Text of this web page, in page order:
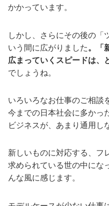
かかっています。
しかし、さらにその後の「
いう間に広がりました。「
広まっていくスピードは、
でしょうね。
いろいろなお仕事のご相談
今までの日本社会に多かっ
ビジネスが、あまり通用し
新しいものに対応する、フ
求められている世の中にな
んな風に感じます。